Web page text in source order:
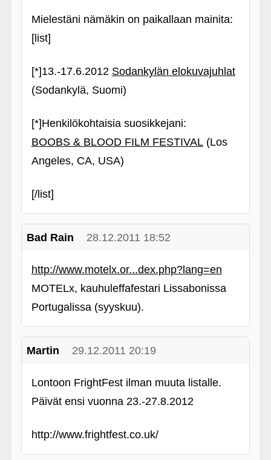
Mielestäni nämäkin on paikallaan mainita:
[list]
[*]13.-17.6.2012 Sodankylän elokuvajuhlat
(Sodankylä, Suomi)
[*]Henkilökohtaisia suosikkejani:
BOOBS & BLOOD FILM FESTIVAL(Los
Angeles, CA, USA)
[/list]
Bad Rain 28.12.2011 18:52
http://www.motelx.or...dex.php?lang=en
MOTELx, kauhuleffafestari Lissabonissa
Portugalissa (syyskuu).
Martin 29.12.2011 20:19
Lontoon FrightFest ilman muuta listalle.
Päivät ensi vuonna 23.-27.8.2012
http://www.frightfest.co.uk/